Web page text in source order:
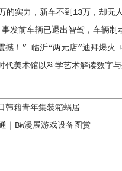
实力，新车不到13万，却无
前车辆已退出智驾，车辆制
！” 临沂“两元店”迪拜爆火
美术馆以科学艺术解读数字与
韩籍青年集装箱蜗居
｜BW漫展游戏设备图赏